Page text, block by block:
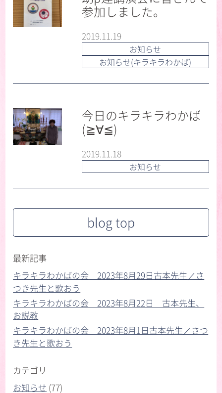
参加しました。
2019.11.19
お知らせ
お知らせ(キラキラわかば)
今日のキラキラわかば
(≧∀≦)
2019.11.18
お知らせ
blog top
最新記事
キラキラわかばの会 2023年8月29日古本先生／さ
つき先生と歌おう
キラキラわかばの会 2023年8月22日 古本先生、
お説教
キラキラわかばの会 2023年8月1日古本先生／さつ
き先生と歌おう
カテゴリ
お知らせ (77)